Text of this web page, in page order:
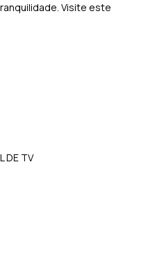
Visite este
DE TV